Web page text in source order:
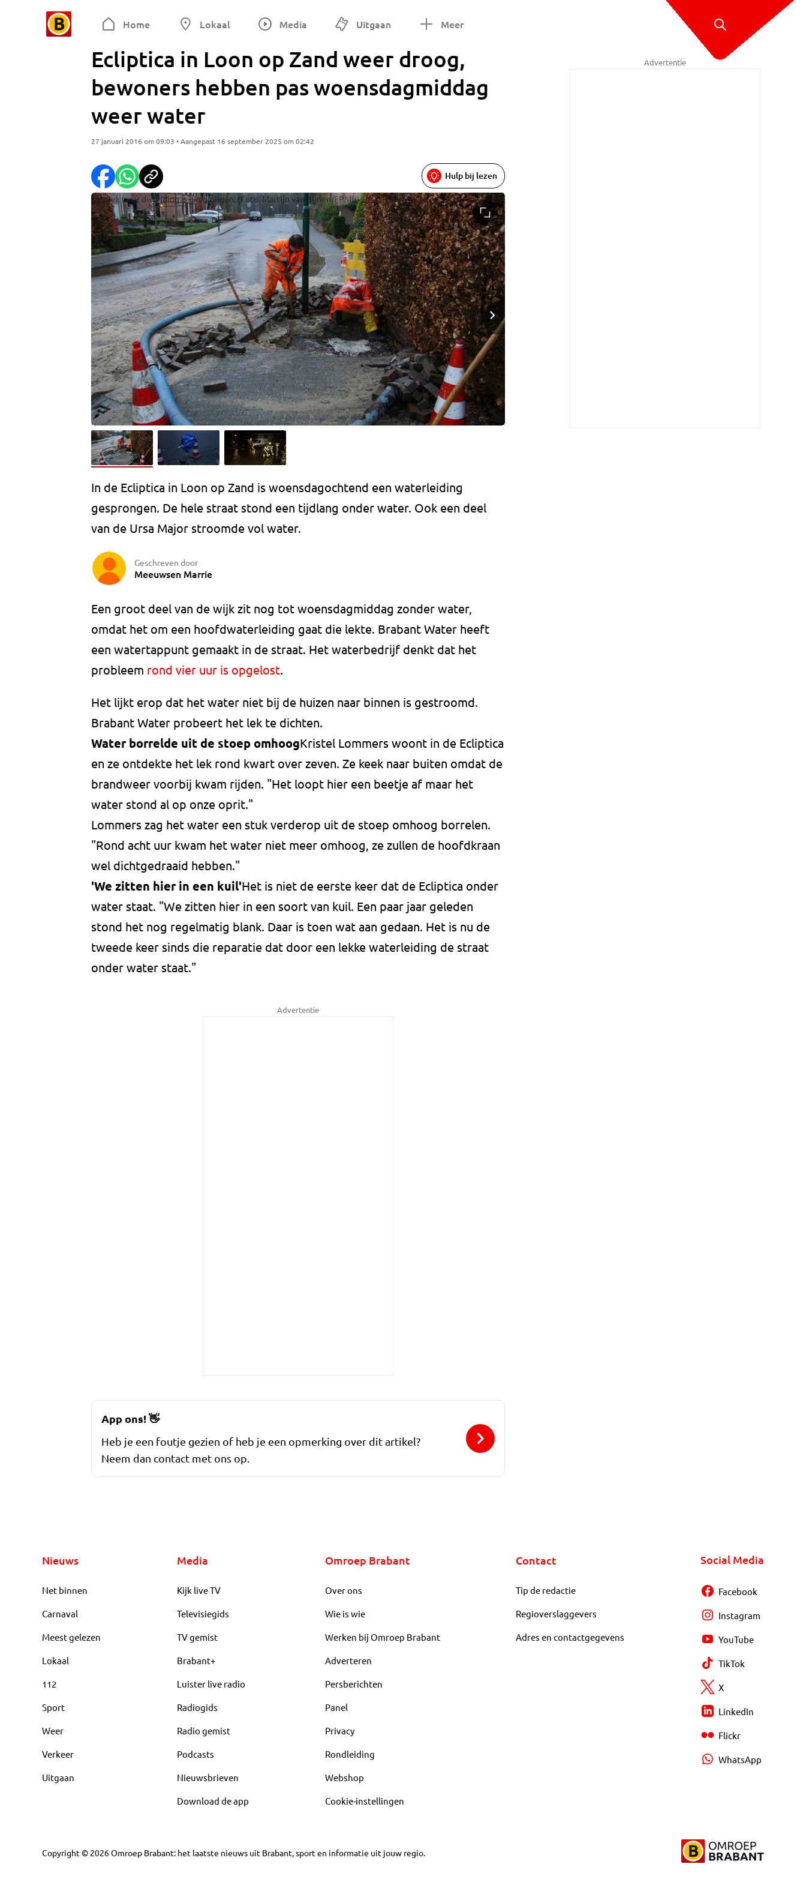
Home Lokaal Media Uitgaan Meer
Ecliptica in Loon op Zand weer droog,
bewoners hebben pas woensdagmiddag
weer water
27 januari 2016 om 09:03 • Aangepast 16 september 2025 om 02:42
De plek waar de leiding is gesprongen. (Foto: Martijn van Bijnen/FPMB)
Hulp bij lezen
In de Ecliptica in Loon op Zand is woensdagochtend een waterleiding
gesprongen. De hele straat stond een tijdlang onder water. Ook een deel
van de Ursa Major stroomde vol water.
Geschreven door
Meeuwsen Marrie
Een groot deel van de wijk zit nog tot woensdagmiddag zonder water,
omdat het om een hoofdwaterleiding gaat die lekte. Brabant Water heeft
een watertappunt gemaakt in de straat. Het waterbedrijf denkt dat het
probleem rond vier uur is opgelost.
Het lijkt erop dat het water niet bij de huizen naar binnen is gestroomd.
Brabant Water probeert het lek te dichten.
Water borrelde uit de stoep omhoogKristel Lommers woont in de Ecliptica
en ze ontdekte het lek rond kwart over zeven. Ze keek naar buiten omdat de
brandweer voorbij kwam rijden. "Het loopt hier een beetje af maar het
water stond al op onze oprit."
Lommers zag het water een stuk verderop uit de stoep omhoog borrelen.
"Rond acht uur kwam het water niet meer omhoog, ze zullen de hoofdkraan
wel dichtgedraaid hebben."
'We zitten hier in een kuil'Het is niet de eerste keer dat de Ecliptica onder
water staat. "We zitten hier in een soort van kuil. Een paar jaar geleden
stond het nog regelmatig blank. Daar is toen wat aan gedaan. Het is nu de
tweede keer sinds die reparatie dat door een lekke waterleiding de straat
onder water staat."
Advertentie
Advertentie
App ons!👋
Heb je een foutje gezien of heb je een opmerking over dit artikel?
Neem dan contact met ons op.
Nieuws
Net binnen
Carnaval
Meest gelezen
Lokaal
112
Sport
Weer
Verkeer
Uitgaan
Media
Kijk live TV
Televisiegids
TV gemist
Brabant+
Luister live radio
Radiogids
Radio gemist
Podcasts
Nieuwsbrieven
Download de app
Omroep Brabant
Over ons
Wie is wie
Werken bij Omroep Brabant
Adverteren
Persberichten
Panel
Privacy
Rondleiding
Webshop
Cookie-instellingen
Contact
Tip de redactie
Regioverslaggevers
Adres en contactgegevens
Social Media
Facebook
Instagram
YouTube
TikTok
X
LinkedIn
Flickr
WhatsApp
Copyright © 2026Omroep Brabant: het laatste nieuws uit Brabant, sport en informatie uit jouw regio.